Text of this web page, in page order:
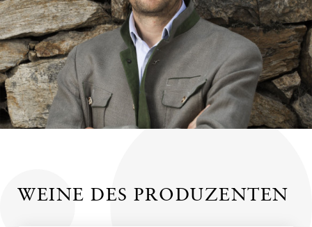
WEINE DES PRODUZENTEN